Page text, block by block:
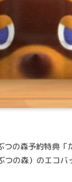
の森予約特典
の森）のエコバ